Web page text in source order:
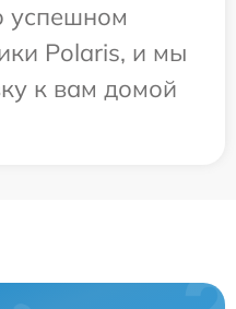
Polaris, и мы
к вам домой